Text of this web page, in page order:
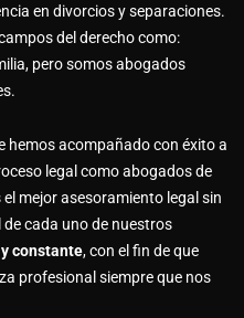
en divorcios y separaciones.
del derecho como:
pero somos abogados
hemos acompañado con éxito a
legal como abogados de
el mejor asesoramiento legal sin
cada uno de nuestros
constante, con el fin de que
profesional siempre que nos